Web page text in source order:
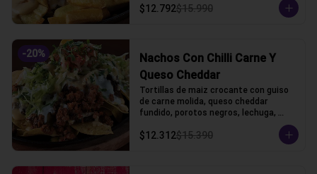
$12.792$15.990
-20%
Nachos Con Chilli Carne Y
Queso Cheddar
Tortillas de maiz crocante con guiso
de carne molida, queso cheddar
fundido, porotos negros, lechuga,
$12.312$15.390